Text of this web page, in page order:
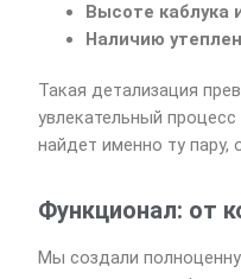
Высоте каблука
Наличию
Такая детализация
увлекательный процесс
найдет именно ту пару,
Функционал: от
Мы создали